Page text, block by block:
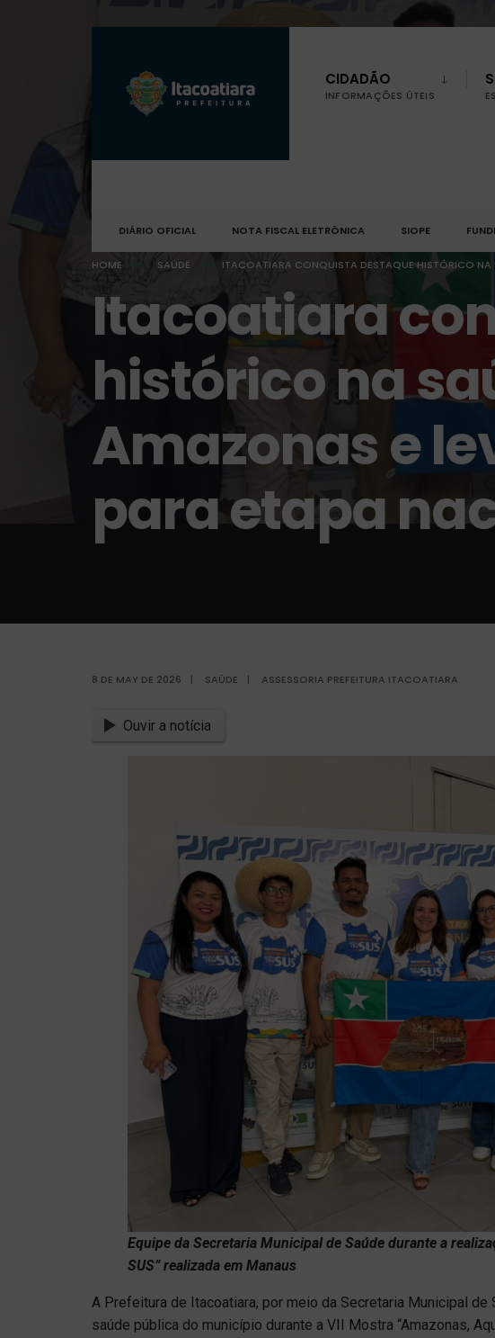
CIDADÃO
INFORMAÇÕES ÚTEIS
DIÁRIO OFICIAL NOTA FISCAL ELETRÔNICA SIOPE
HOME SAÚDE ITACOATIARA CONQUISTA DESTAQUE HISTÓRICO NA
Itacoatiara
histórico na
Amazonas e
para etapa
8 DE MAY DE 2026 | SAÚDE | ASSESSORIA PREFEITURA ITACOATIARA
Ouvir a notícia
Equipe da Secretaria Municipal de Saúde durante a
SUS” realizada em Manaus
A Prefeitura de Itacoatiara, por meio da Secretaria Municipal de
saúde pública do município durante a VII Mostra “Amazonas,